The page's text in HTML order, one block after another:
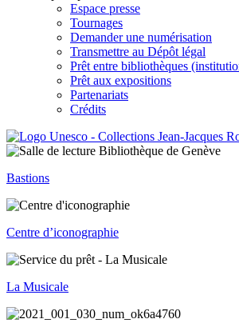
Espace presse
Tournages
Demander une numérisation
Transmettre au Dépôt légal
Prêt entre bibliothèques
Prêt aux expositions
Partenariats
Crédits
Bastions
Centre d’iconographie
La Musicale